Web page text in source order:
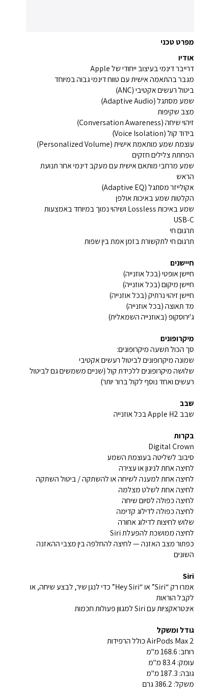
מפרט טכני
אודיו
דרייבר דינמי בעיצוב ייחודי של Apple
מגבר בהתאמה אישית עם טווח דינמי גבוה במיוחד
ביטול רעשים אקטיבי (ANC)
שמע מסתגל (Adaptive Audio)
מצב שקיפות
זיהוי שיחה (Conversation Awareness)
בידוד קול (Voice Isolation)
עוצמת שמע מותאמת אישית (Personalized Volume)
הפחתת צלילים חזקים
שמע מרחבי מותאם אישית עם מעקב דינמי אחר תנועת
הראש
אקולייזר מסתגל (Adaptive EQ)
הקלטות שמע באיכות אולפן
שמע באיכות Lossless ושיהוי נמוך במיוחד באמצעות
USB‑C
תרגום חי
תרגום חי לתקשורת בזמן אמת בין שפות
חיישנים
חיישן אופטי (בכל אוזנייה)
חיישן מיקום (בכל אוזנייה)
חיישן זיהוי נרתיק (בכל אוזנייה)
מד תאוצה (בכל אוזנייה)
ג'ירוסקופ (באוזנייה השמאלית)
מיקרופונים
סך הכול תשעה מיקרופונים:
שמונה מיקרופונים לביטול רעשים אקטיבי
שלושה מיקרופונים ללכידת קול (שניים משמשים גם לביטול
רעשים ואחד נוסף לקול ברור יותר)
שבב
שבב Apple H2 בכל אוזנייה
בקרות
Digital Crown
סיבוב לשליטה בעוצמת השמע
לחיצה אחת לניגון או עצירה
לחיצה אחת למענה לשיחה או להשתקה / ביטול השתקה
לחיצה אחת לשלט מצלמה
לחיצה כפולה לסיום שיחה
לחיצה כפולה לדילוג קדימה
שלוש לחיצות לדילוג אחורה
לחיצה ממושכת להפעלת Siri
כפתור מצב האזנה — לחיצה להחלפה בין מצבי ההאזנה
השונים
Siri
אמרו רק “Siri” או “Hey Siri” כדי לנגן שיר, לבצע שיחה, או
לקבל הוראות
אינטראקציות עם Siri למגוון פעולות חכמות
גודל ומשקל
AirPods Max 2 כולל הרפידות
רוחב: 168.6 מ"מ
עומק: 83.4 מ"מ
גובה: 187.3 מ"מ
משקל: 386.2 גרם